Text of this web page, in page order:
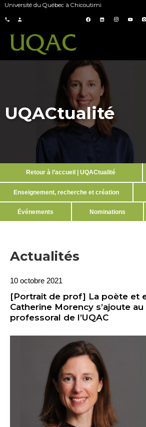
Université du Québec à Chicoutimi
UQACtualité
Retour à l’accueil | UQACtualité
Enseignement, recherche et création
Événements Nominations
Actualités
10 octobre 2021
[Portrait de prof] La poète et
Catherine Morency s’ajoute
professoral de l’UQAC